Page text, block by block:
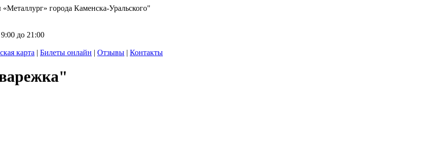
города Каменска-Уральского"
до 21:00
карта | Билеты онлайн | Отзывы | Контакты